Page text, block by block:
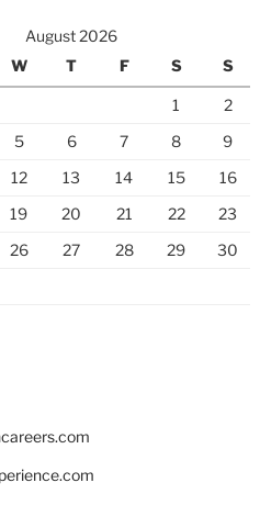
August 2026
W T F S S
1
2
5 6 7 8
9
12 13 14 15
16
19 20 21 22
23
26 27 28 29
30